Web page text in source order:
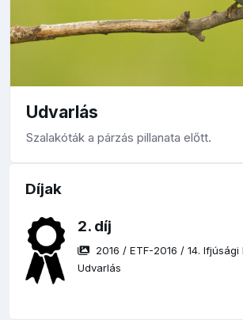
Udvarlás
Szalakóták a párzás pillanata előtt.
Díjak
2. díj
2016 /ETF-2016 /14.
Udvarlás